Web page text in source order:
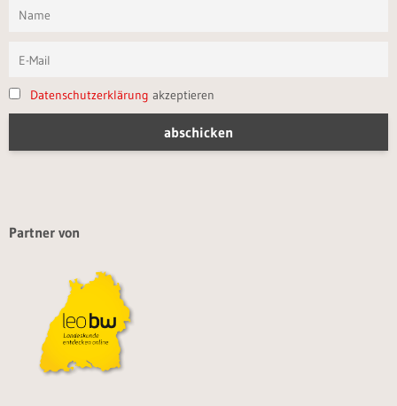
Datenschutzerklärung akzeptieren
Partner von